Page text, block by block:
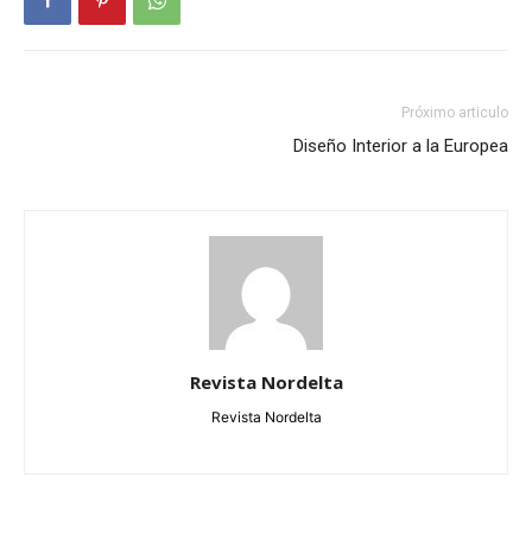
Próximo articulo
Diseño Interior a la Europea
Revista Nordelta
Revista Nordelta